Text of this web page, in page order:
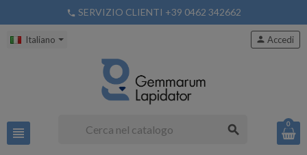
phone SERVIZIO CLIENTI +39 0462 342662
Italiano
view_headline search
person Accedi
0